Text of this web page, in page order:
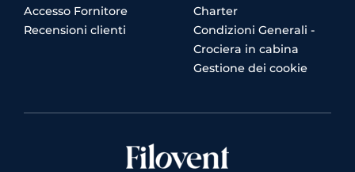
Accesso Fornitore
Recensioni clienti
Charter
Condizioni Generali -
Crociera in cabina
Gestione dei cookie